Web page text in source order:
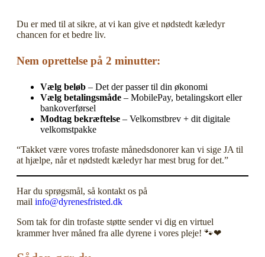
Du er med til at sikre, at vi kan give et nødstedt kæledyr
chancen for et bedre liv.
Nem oprettelse på 2 minutter:
Vælg beløb – Det der passer til din økonomi
Vælg betalingsmåde – MobilePay, betalingskort eller
bankoverførsel
Modtag bekræftelse – Velkomstbrev + dit digitale
velkomstpakke
“Takket være vores trofaste månedsdonorer kan vi sige JA til
at hjælpe, når et nødstedt kæledyr har mest brug for det.”
Har du sprøgsmål, så kontakt os på
mail info@dyrenesfristed.dk
Som tak for din trofaste støtte sender vi dig en virtuel
krammer hver måned fra alle dyrene i vores pleje! 🐾❤